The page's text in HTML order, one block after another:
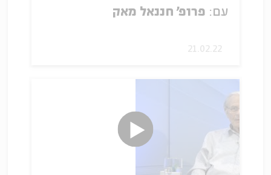
עם: פרופ' חננאל מאק
21.02.22